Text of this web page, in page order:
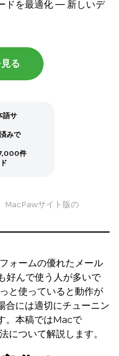
ドを最適化 — 新しいデ
る
語サ
みで
件
MacPawサイト版の
ォームの優れたメール
好んで使う人が多いで
と使っていると動作が
合には適切にチューニン
。本稿ではMacで
ついて解説します。